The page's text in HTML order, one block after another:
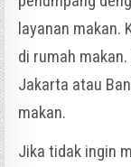
layanan makan.
di rumah
Jakarta atau
makan.
Jika tidak ingin